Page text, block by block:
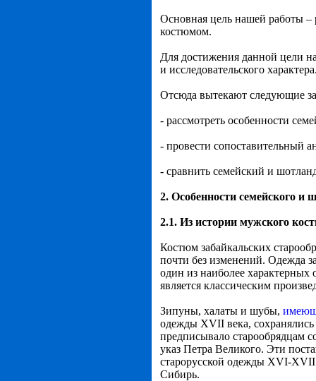
Основная цель нашей работы
костюмом.
Для достижения данной цели
и исследовательского
Отсюда вытекают следующие
- рассмотреть особенности
- провести сопоставительный
- сравнить семейский и
2. Особенности семейского и
2.1. Из истории мужского
Костюм забайкальских
почти без изменений. Одежда
один из наиболее характерных
является классическим
Зипуны, халаты и шубы,
одежды XVII века, сохранялись
предписывало старообрядцам
указ Петра Великого. Эти
старорусской одежды XVI-
Сибирь.